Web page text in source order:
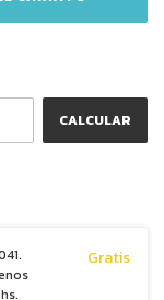
CALCULAR
Gratis